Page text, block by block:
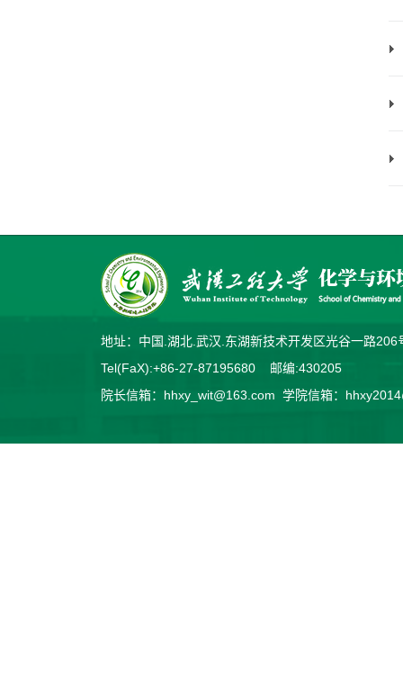
地址：中国.湖北.武汉.东湖新技术开发区光谷一路
Tel(FaX):+86-27-87195680 邮编:430205
院长信箱：hhxy_wit@163.com 学院信箱：